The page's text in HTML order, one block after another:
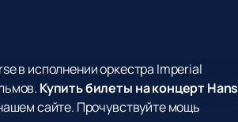
в исполнении оркестра Imperial
Купить билеты на концерт Hans
сайте. Прочувствуйте мощь